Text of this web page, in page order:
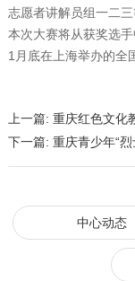
志愿者讲解员组一二三
本次大赛将从获奖选
1月底在上海举办的全
上一篇: 重庆红色文化
下一篇: 重庆青少年“
中心动态